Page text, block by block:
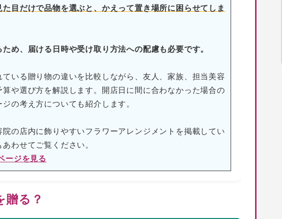
目だけで品物を選ぶと、かえって置き場所に困らせてしま
め、届ける日時や受け取り方法への配慮も必要です。
いる贈り物の違いを比較しながら、友人、家族、担当美容
や選び方を解説します。開店日に間に合わなかった場合の
の考え方についても紹介します。
の店内に飾りやすいフラワーアレンジメントを掲載してい
わせてご覧ください。
ージを見る
贈る？